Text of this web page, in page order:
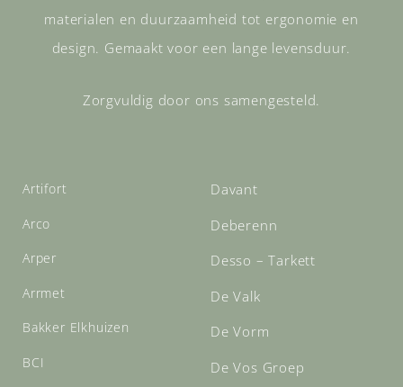
materialen en duurzaamheid tot ergonomie en
design. Gemaakt voor een lange levensduur.
Zorgvuldig door ons samengesteld.
Artifort
Arco
Arper
Arrmet
Bakker Elkhuizen
BCI
Davant
Deberenn
Desso – Tarkett
De Valk
De Vorm
De Vos Groep